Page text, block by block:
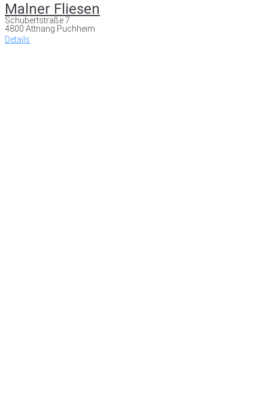
Malner Fliesen
Schubertstraße 7
4800 Attnang Puchheim
Details